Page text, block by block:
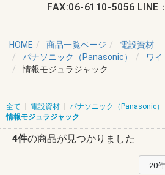
FAX:06-6110-5056 LINE：
HOME 商品一覧ページ
電設資材
パナソニック（Panasonic）
ワ
情報モジュラジャック
全て | 電設資材 | パナソニック（Panasonic）
情報モジュラジャック
4件の商品が見つかりました